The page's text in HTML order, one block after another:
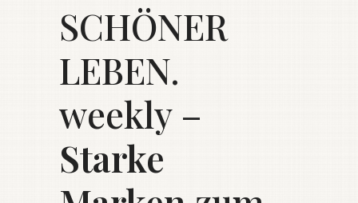
SCHÖNER
LEBEN.
weekly –
Starke